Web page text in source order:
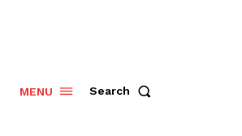
MENU Search